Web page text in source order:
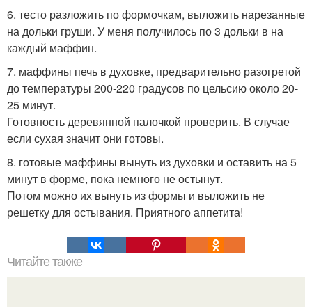
6. тесто разложить по формочкам, выложить нарезанные
на дольки груши. У меня получилось по 3 дольки в на
каждый маффин.
7. маффины печь в духовке, предварительно разогретой
до температуры 200-220 градусов по цельсию около 20-
25 минут.
Готовность деревянной палочкой проверить. В случае
если сухая значит они готовы.
8. готовые маффины вынуть из духовки и оставить на 5
минут в форме, пока немного не остынут.
Потом можно их вынуть из формы и выложить не
решетку для остывания. Приятного аппетита!
Читайте также